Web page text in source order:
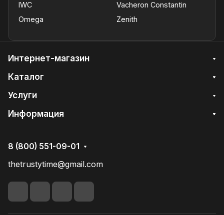
IWC
Omega
Vacheron Constantin
Zenith
Интернет-магазин
Каталог
Услуги
Информация
8 (800) 551-09-01
thetrustytime@gmail.com